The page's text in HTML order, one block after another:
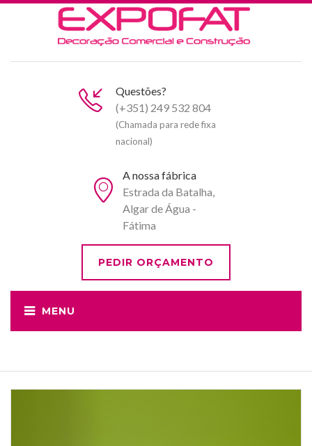
Questões?
(+351) 249 532 804
(Chamada para rede fixa
nacional)
A nossa fábrica
Estrada da Batalha,
Algar de Água -
Fátima
PEDIR ORÇAMENTO